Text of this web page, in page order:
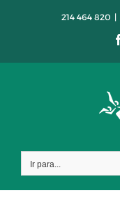
214 464 820 |
Ir para...